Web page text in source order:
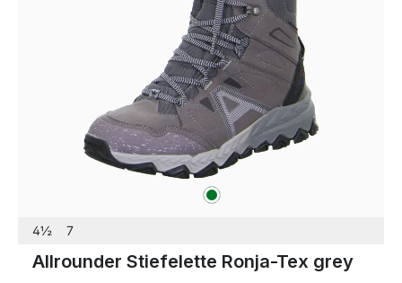
grün
4½ 7
Allrounder Stiefelette Ronja-Tex grey